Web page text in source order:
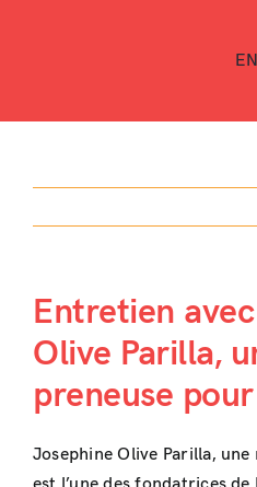
EN
Entretien
Olive Parilla,
preneuse pour
Josephine Olive Parilla,